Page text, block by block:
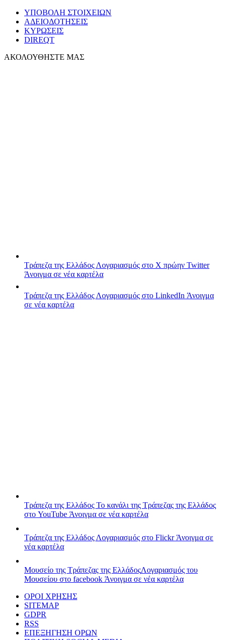
ΥΠΟΒΟΛΗ ΣΤΟΙΧΕΙΩΝ
ΑΔΕΙΟΔΟΤΗΣΕΙΣ
ΚΥΡΩΣΕΙΣ
DIREQT
ΑΚΟΛΟΥΘΗΣΤΕ ΜΑΣ
Τράπεζα της Ελλάδος Λογαριασμός στο X πρώην Twitter
Άνοιγμα σε νέα καρτέλα
Τράπεζα της Ελλάδος Λογαριασμός στο LinkedIn Άνοιγμα
σε νέα καρτέλα
Τράπεζα της Ελλάδος Το κανάλι της Τράπεζας της Ελλάδος
στο YouTube Άνοιγμα σε νέα καρτέλα
Τράπεζα της Ελλάδος Λογαριασμός στο FlickrΆνοιγμα σε
νέα καρτέλα
Μουσείο της Τράπεζας της ΕλλάδοςΛογαριασμός του
Μουσείου στο facebook Άνοιγμα σε νέα καρτέλα
ΟΡΟΙ ΧΡΗΣΗΣ
SITEMAP
GDPR
RSS
ΕΠΕΞΗΓΗΣΗ ΟΡΩΝ